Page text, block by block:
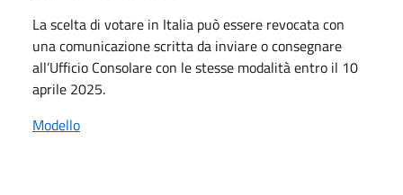
La scelta di votare in Italia può essere revocata con
una comunicazione scritta da inviare o consegnare
all’Ufficio Consolare con le stesse modalità entro il 10
aprile 2025.
Modello